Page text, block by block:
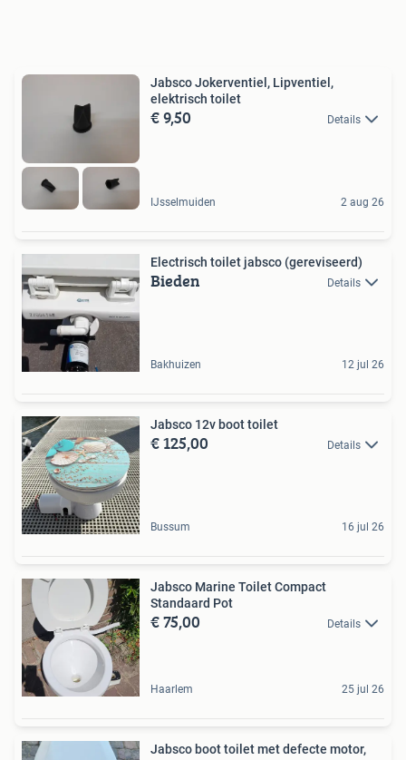
Jabsco Jokerventiel, Lipventiel,
elektrisch toilet
€ 9,50 Details
IJsselmuiden 2 aug 26
Electrisch toilet jabsco (gereviseerd)
Bieden Details
Bakhuizen 12 jul 26
Jabsco 12v boot toilet
€ 125,00 Details
Bussum 16 jul 26
Jabsco Marine Toilet Compact
Standaard Pot
€ 75,00 Details
Haarlem 25 jul 26
Jabsco boot toilet met defecte motor,